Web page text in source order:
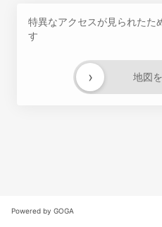
特異なアクセスが見られたた
す
地図
›
Powered by GOGA